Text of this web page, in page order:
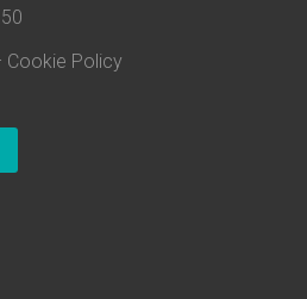
Cookie Policy